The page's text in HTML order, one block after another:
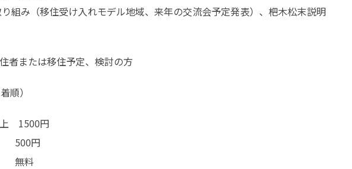
組み（移住受け入れモデル地域、来年の交流会予定発表）、杷木松末説明
者または移住予定、検討の方
順）
　1500円
500円
無料